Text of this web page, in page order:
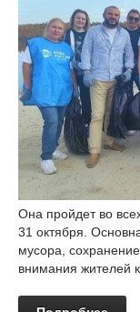
Она пройдет во
31 октября.
мусора,
внимания жителей